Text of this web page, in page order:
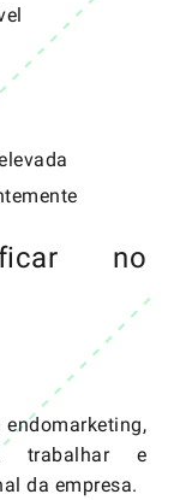
no
trabalhar e
da empresa.